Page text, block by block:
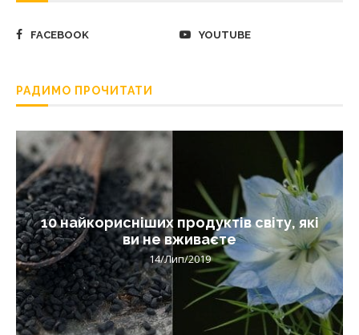
FACEBOOK YOUTUBE
РАДИМО ПРОЧИТАТИ
10 найкорисніших продуктів світу, які
ви не вживаєте
14/Лип/2019